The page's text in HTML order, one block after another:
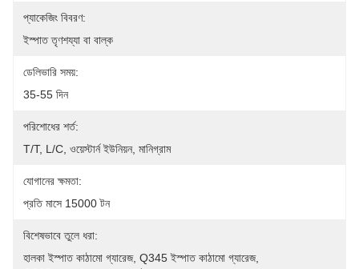
প্যাকেজিং বিবরণ:
ইস্পাত তৃণশয্যা বা বাল্ক
ডেলিভারি সময়:
35-55 দিন
পরিশোধের শর্ত:
T/T, L/C, ওয়েস্টার্ন ইউনিয়ন, মানিগ্রাম
যোগানের ক্ষমতা:
প্রতি মাসে 15000 টন
বিশেষভাবে তুলে ধরা:
হালকা ইস্পাত কাঠামো গ্যারেজ, Q345 ইস্পাত কাঠামো গ্যারেজ,